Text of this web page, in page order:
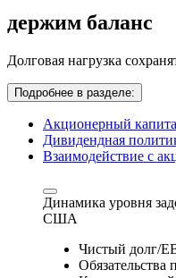
держим баланс
Долговая нагрузка
Подробнее в разделе:
Акционерный
Дивидендная
Взаимодействие с
Динамика уровня
США
Чистый долг/
Обязательства